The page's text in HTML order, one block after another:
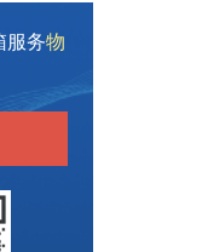
服务物